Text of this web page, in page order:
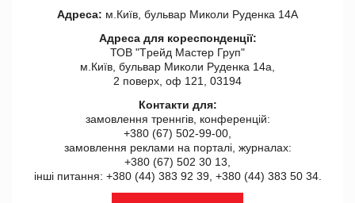
Адреса: м.Київ, бульвар Миколи Руденка 14А
Адреса для кореспонденції:
ТОВ "Tрейд Мастер Груп"
м.Київ, бульвар Миколи Руденка 14а,
2 поверх, оф 121, 03194
Контакти для:
замовлення треннгів, конференцій:
+380 (67) 502-99-00,
замовлення реклами на порталі, журналах:
+380 (67) 502 30 13,
інші питання: +380 (44) 383 92 39, +380 (44) 383 50 34.